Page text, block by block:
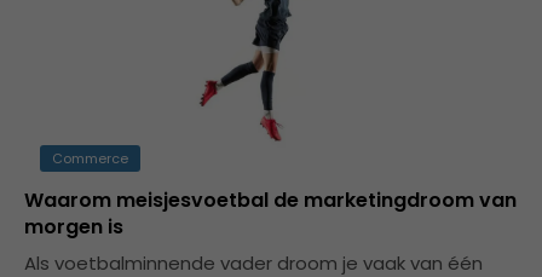
Commerce
Waarom meisjesvoetbal de marketingdroom van
morgen is
Als voetbalminnende vader droom je vaak van één